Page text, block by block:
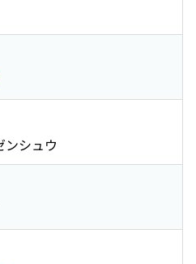
ンシュウ